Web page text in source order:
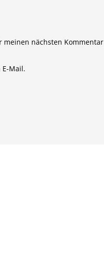
meinen nächsten Kommentar
Mail.